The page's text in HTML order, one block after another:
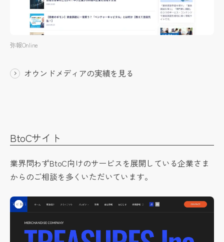
弥報Online
オウンドメディアの実績を見る
BtoCサイト
業界問わずBtoC向けのサービスを展開している企業さま
からのご相談を多くいただいています。